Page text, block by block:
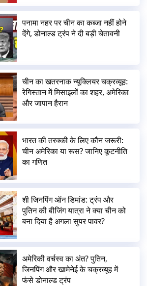
पनामा नहर पर चीन का कब्जा नहीं होने
देंगे, डोनाल्ड ट्रंप ने दी बड़ी चेतावनी
चीन का खतरनाक न्यूक्लियर चक्रव्यूह:
रेगिस्तान में मिसाइलों का शहर, अमेरिका
और जापान हैरान
भारत की तरक्की के लिए कौन जरूरी:
चीन अमेरिका या रूस? जानिए कूटनीति
का गणित
शी जिनपिंग ऑन डिमांड: ट्रंप और
पुतिन की बीजिंग यात्रा ने क्या चीन को
बना दिया है अगला सुपर पावर?
अमेरिकी वर्चस्व का अंत? पुतिन,
जिनपिंग और खामेनेई के चक्रव्यूह में
फंसे डोनाल्ड ट्रंप